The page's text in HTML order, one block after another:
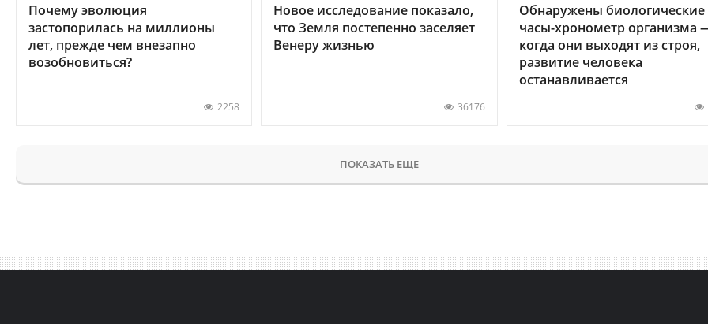
Почему эволюция
застопорилась на миллионы
лет, прежде чем внезапно
возобновиться?
2258
Новое исследование показало,
что Земля постепенно заселяет
Венеру жизнью
36176
Обнаружены биологические
часы-хронометр организма
когда они выходят из строя,
развитие человека
останавливается
ПОКАЗАТЬ ЕЩЕ